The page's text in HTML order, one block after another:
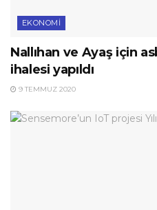
EKONOMI
Nallıhan ve Ayaş için
ihalesi yapıldı
9 TEMMUZ 2020